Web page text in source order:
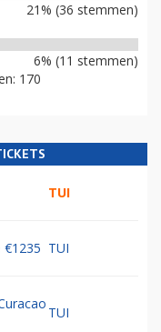
21% (36 stemmen)
6% (11 stemmen)
170
TUI
€1235 TUI
TUI